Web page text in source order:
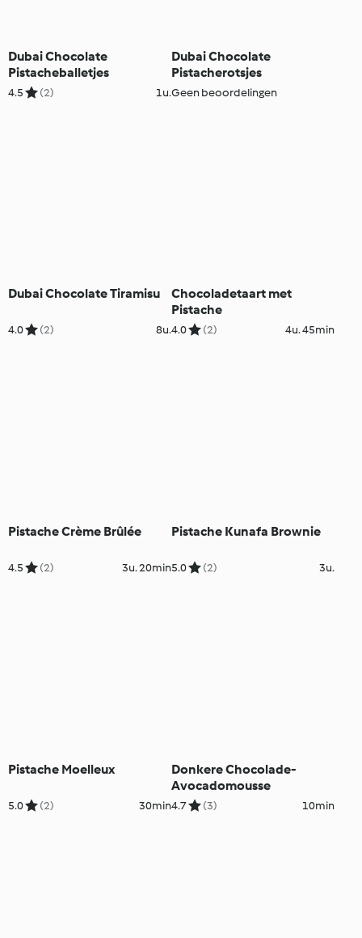
Dubai Chocolate
Pistacheballetjes
4.5 (2) 1u.
Dubai Chocolate
Pistacherotsjes
Geen beoordelingen
Dubai Chocolate Tiramisu
4.0 (2) 8u.
Chocoladetaart met
Pistache
4.0 (2) 4u. 45min
Pistache Crème Brûlée
4.5 (2) 3u. 20min
Pistache Kunafa Brownie
5.0 (2) 3u.
Pistache Moelleux
5.0 (2) 30min
Donkere Chocolade-
Avocadomousse
4.7 (3) 10min